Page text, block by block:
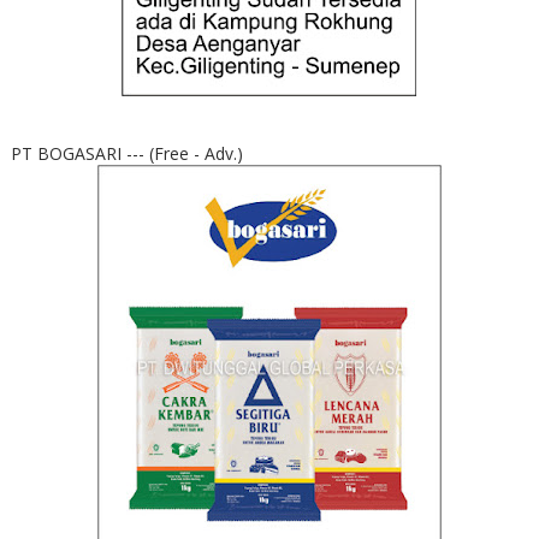
PT BOGASARI --- (Free - Adv.)